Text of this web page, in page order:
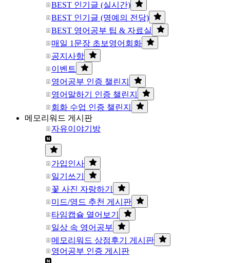
BEST 인기글 (실시간)
BEST 인기글 (명예의 전당)
BEST 영어공부 팁 & 자료실
매일 1문장 초보영어회화
공지사항
이벤트
영어공부 인증 챌린지
영어말하기 인증 챌린지
회화 수업 인증 챌린지
메모리워드 게시판
자유이야기방
가입인사
일기쓰기
꽃 사진 자랑하기
미드/영드 추천 게시판
타임캡슐 열어보기
일상 속 영어공부
메모리워드 상점후기 게시판
영어공부 인증 게시판